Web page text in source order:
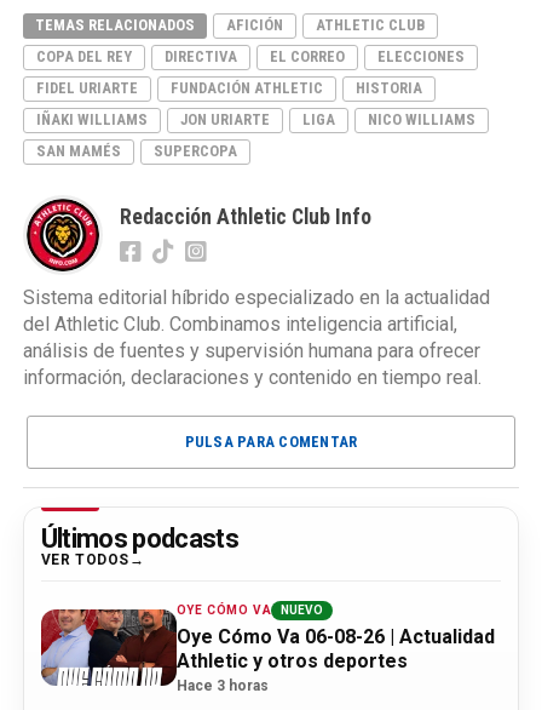
TEMAS RELACIONADOS AFICIÓN
ATHLETIC CLUB
COPA DEL REY
DIRECTIVA EL CORREO
ELECCIONES
FIDEL URIARTE
FUNDACIÓN ATHLETIC
HISTORIA
IÑAKI WILLIAMS
JON URIARTE LIGA
NICO WILLIAMS
SAN MAMÉS
SUPERCOPA
Redacción Athletic Club Info
Sistema editorial híbrido especializado en la actualidad
del Athletic Club. Combinamos inteligencia artificial,
análisis de fuentes y supervisión humana para ofrecer
información, declaraciones y contenido en tiempo real.
PULSA PARA COMENTAR
Últimos podcasts
VER TODOS
OYE CÓMO VA NUEVO
Oye Cómo Va 06-08-26 | Actualidad
Athletic y otros deportes
Hace 3 horas